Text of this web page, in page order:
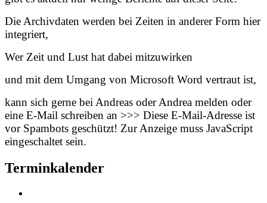
Die Archivdaten werden bei Zeiten in anderer Form hier
integriert,
Wer Zeit und Lust hat dabei mitzuwirken
und mit dem Umgang von Microsoft Word vertraut ist,
kann sich gerne bei Andreas oder Andrea melden oder
eine E-Mail schreiben an >>> Diese E-Mail-Adresse ist
vor Spambots geschützt! Zur Anzeige muss JavaScript
eingeschaltet sein.
Terminkalender